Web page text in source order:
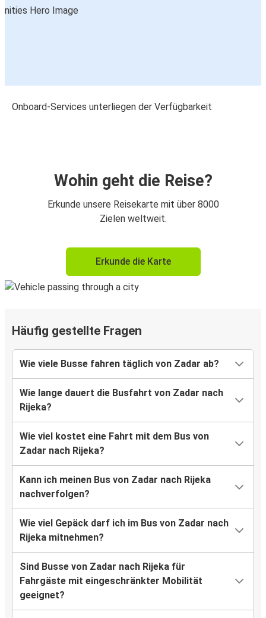
Onboard-Services unterliegen der Verfügbarkeit
Wohin geht die Reise?
Erkunde unsere Reisekarte mit über 8000
Zielen weltweit.
Erkunde die Karte
Häufig gestellte Fragen
Wie viele Busse fahren täglich von Zadar ab?
Wie lange dauert die Busfahrt von Zadar nach
Rijeka?
Wie viel kostet eine Fahrt mit dem Bus von
Zadar nach Rijeka?
Kann ich meinen Bus von Zadar nach Rijeka
nachverfolgen?
Wie viel Gepäck darf ich im Bus von Zadar nach
Rijeka mitnehmen?
Sind Busse von Zadar nach Rijeka für
Fahrgäste mit eingeschränkter Mobilität
geeignet?